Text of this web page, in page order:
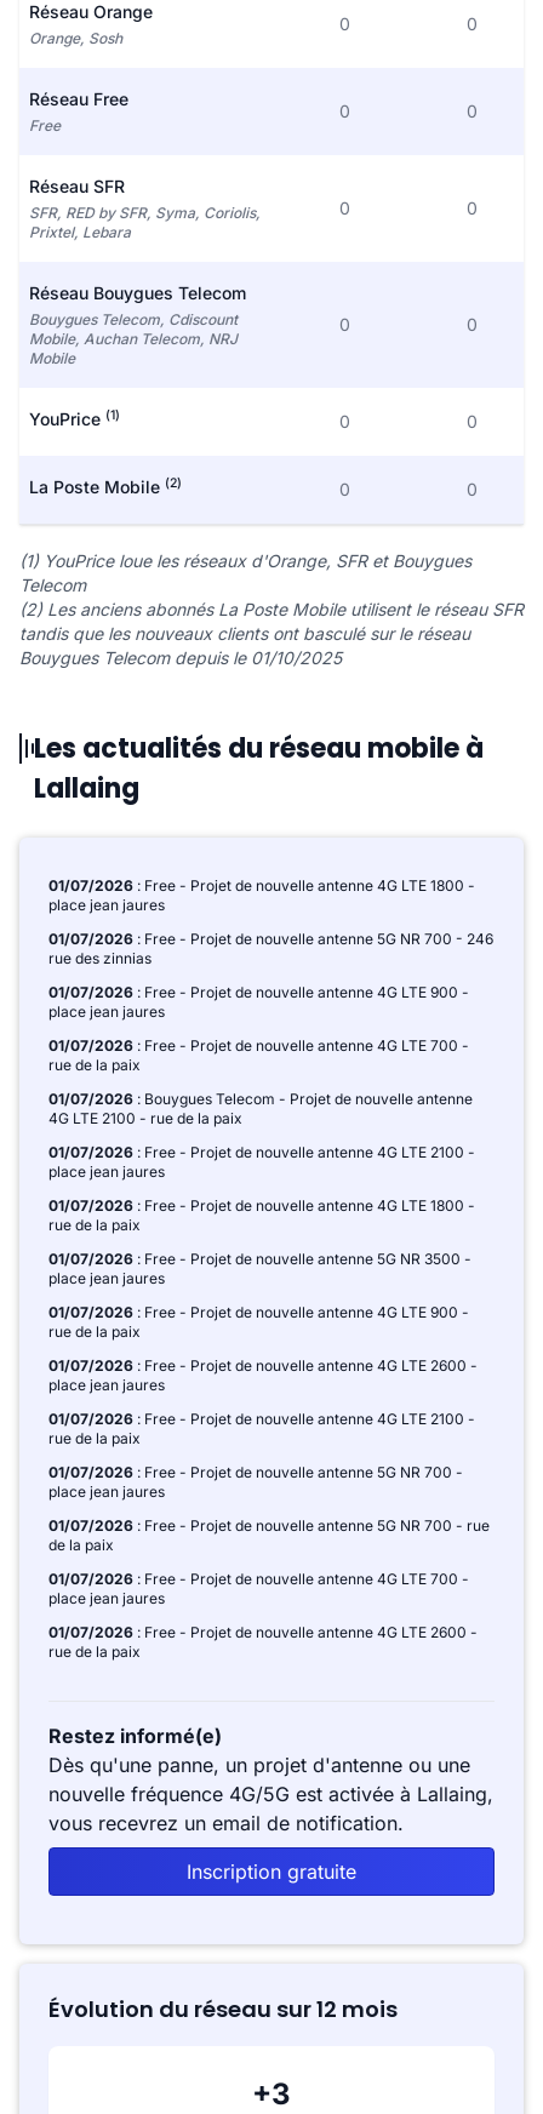
Réseau Orange
Orange, Sosh
0 0
Réseau Free
Free
0 0
Réseau SFR
SFR, RED by SFR, Syma, Coriolis,
Prixtel, Lebara
0 0
Réseau Bouygues Telecom
Bouygues Telecom, Cdiscount
Mobile, Auchan Telecom, NRJ
Mobile
0 0
YouPrice (1) 0 0
La Poste Mobile (2) 0 0
(1) YouPrice loue les réseaux d'Orange, SFR et Bouygues
Telecom
(2) Les anciens abonnés La Poste Mobile utilisent le réseau SFR
tandis que les nouveaux clients ont basculé sur le réseau
Bouygues Telecom depuis le 01/10/2025
Les actualités du réseau mobile à
Lallaing
01/07/2026 : Free - Projet de nouvelle antenne 4G LTE 1800 -
place jean jaures
01/07/2026 : Free - Projet de nouvelle antenne 5G NR 700 - 246
rue des zinnias
01/07/2026 : Free - Projet de nouvelle antenne 4G LTE 900 -
place jean jaures
01/07/2026 : Free - Projet de nouvelle antenne 4G LTE 700 -
rue de la paix
01/07/2026 : Bouygues Telecom - Projet de nouvelle antenne
4G LTE 2100 - rue de la paix
01/07/2026 : Free - Projet de nouvelle antenne 4G LTE 2100 -
place jean jaures
01/07/2026 : Free - Projet de nouvelle antenne 4G LTE 1800 -
rue de la paix
01/07/2026 : Free - Projet de nouvelle antenne 5G NR 3500 -
place jean jaures
01/07/2026 : Free - Projet de nouvelle antenne 4G LTE 900 -
rue de la paix
01/07/2026 : Free - Projet de nouvelle antenne 4G LTE 2600 -
place jean jaures
01/07/2026 : Free - Projet de nouvelle antenne 4G LTE 2100 -
rue de la paix
01/07/2026 : Free - Projet de nouvelle antenne 5G NR 700 -
place jean jaures
01/07/2026 : Free - Projet de nouvelle antenne 5G NR 700 - rue
de la paix
01/07/2026 : Free - Projet de nouvelle antenne 4G LTE 700 -
place jean jaures
01/07/2026 : Free - Projet de nouvelle antenne 4G LTE 2600 -
rue de la paix
Restez informé(e)
Dès qu'une panne, un projet d'antenne ou une
nouvelle fréquence 4G/5G est activée à Lallaing,
vous recevrez un email de notification.
Inscription gratuite
Évolution du réseau sur 12 mois
+3